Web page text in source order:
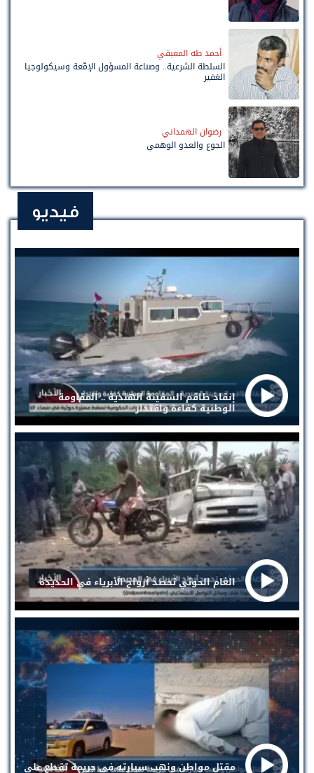
أحمد طه المعبقي
السلطة الشرعية.. وصناعة المسؤول الإمّعة وسيكولوجيا
الغفير
رضوان الهمداني
الجوع والعدو الوهمي
فيديو
إنقاذ طاقم السفينة الهندية .. المقاومة
الوطنية كفاءة واقتدار
الغام الحوثي تحصد أرواح الأبرياء في الحديدة
مقتل مواطن ونهب سيارته في جريمة تقطع على